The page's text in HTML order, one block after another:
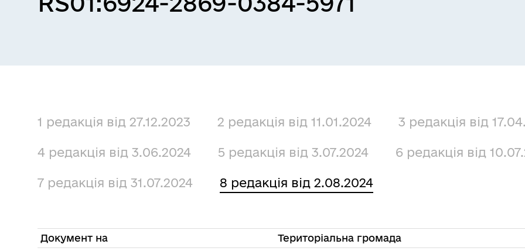
1 редакція від 27.12.2023 2 редакція від 11.01.2024 3 редакція від
4 редакція від 3.06.2024 5 редакція від 3.07.2024 6 редакція від
7 редакція від 31.07.2024 8 редакція від 2.08.2024
Документ на
Територіальна громада